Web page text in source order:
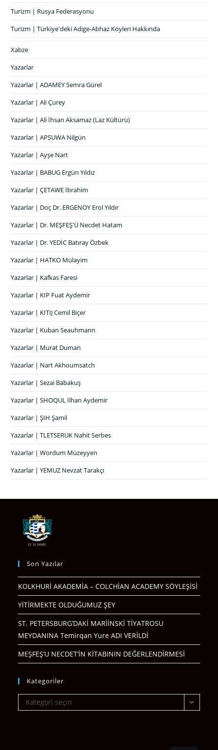
Turizm | Rusya Federasyonu
Turizm | Türkiye'deki Adige-Abhaz Köyleri Hakkında
Xabze
Yazarlar
Yazarlar | ADAMEY Semra Gürel
Yazarlar | Ali Çurey
Yazarlar | Ali İhsan Aksamaz (Laz Kültürü)
Yazarlar | APSUWA Nilgün
Yazarlar | Ayşe Nart
Yazarlar | BABUG Ergün Yıldız
Yazarlar | ÇETAWE İbrahim
Yazarlar | Doç Dr. ERGENOY Erol Yıldır
Yazarlar | Dr. MEŞFEŞ'Ü Necdet Hatam
Yazarlar | Dr. YEDİC Batıray Özbek
Yazarlar | HATKO Mülayim
Yazarlar | Kafkas Faresi
Yazarlar | KIP Fuat Aydemir
Yazarlar | KITIJ Cemil Biçer
Yazarlar | Kuban Seauhmann
Yazarlar | Murat Duman
Yazarlar | Nart Akhoumsatch
Yazarlar | Sezai Babakuş
Yazarlar | SHOQUL İlhan Aydemir
Yazarlar | ŞIH Şamil
Yazarlar | TLETSERUK Nahit Serbes
Yazarlar | Wordum Müzeyyen
Yazarlar | YEMUZ Nevzat Tarakçı
Son Yazılar
KOLKHURİ AKADEMİA – COLCHİAN ACADEMY SÖYLEŞİSİ
YİTİRMEKTE OLDUĞUMUZ ŞEY
ST. PETERSBURG’DAKİ MARİİNSKİ TİYATROSU
MEYDANINA Temirqan Yure ADI VERİLDİ
MEŞFEŞ’U NECDET’İN KİTABININ DEĞERLENDİRMESİ
Kategoriler
Kategoriler
Kategori seçin